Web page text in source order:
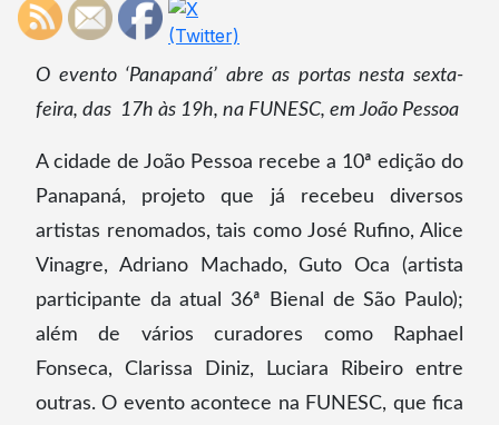
O evento ‘Panapaná’ abre as portas nesta sexta-
feira, das 17h às 19h, na FUNESC, em João Pessoa
A cidade de João Pessoa recebe a 10ª edição do
Panapaná, projeto que já recebeu diversos
artistas renomados, tais como José Rufino, Alice
Vinagre, Adriano Machado, Guto Oca (artista
participante da atual 36ª Bienal de São Paulo);
além de vários curadores como Raphael
Fonseca, Clarissa Diniz, Luciara Ribeiro entre
outras. O evento acontece na FUNESC, que fica